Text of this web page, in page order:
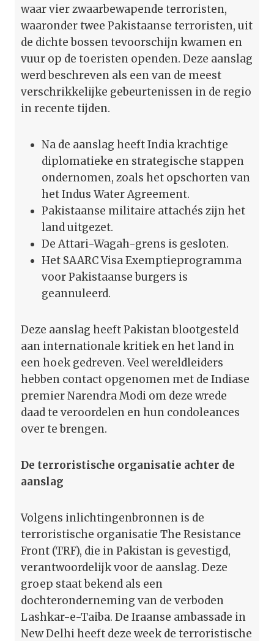
waar vier zwaarbewapende terroristen,
waaronder twee Pakistaanse terroristen, uit
de dichte bossen tevoorschijn kwamen en
vuur op de toeristen openden. Deze aanslag
werd beschreven als een van de meest
verschrikkelijke gebeurtenissen in de regio
in recente tijden.
Na de aanslag heeft India krachtige
diplomatieke en strategische stappen
ondernomen, zoals het opschorten van
het Indus Water Agreement.
Pakistaanse militaire attachés zijn het
land uitgezet.
De Attari-Wagah-grens is gesloten.
Het SAARC Visa Exemptieprogramma
voor Pakistaanse burgers is
geannuleerd.
Deze aanslag heeft Pakistan blootgesteld
aan internationale kritiek en het land in
een hoek gedreven. Veel wereldleiders
hebben contact opgenomen met de Indiase
premier Narendra Modi om deze wrede
daad te veroordelen en hun condoleances
over te brengen.
De terroristische organisatie achter de
aanslag
Volgens inlichtingenbronnen is de
terroristische organisatie The Resistance
Front (TRF), die in Pakistan is gevestigd,
verantwoordelijk voor de aanslag. Deze
groep staat bekend als een
dochteronderneming van de verboden
Lashkar-e-Taiba. De Iraanse ambassade in
New Delhi heeft deze week de terroristische